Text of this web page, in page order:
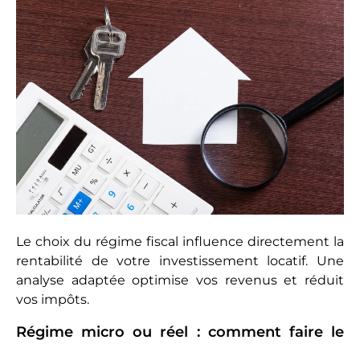
Le choix du régime fiscal influence directement la
rentabilité de votre investissement locatif. Une
analyse adaptée optimise vos revenus et réduit
vos impôts.
Régime micro ou réel : comment faire le